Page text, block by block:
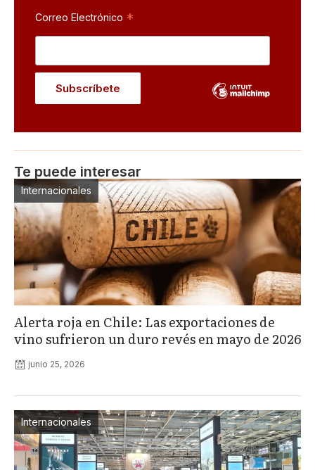
Correo Electrónico *
Te puede interesar
Internacionales
Alerta roja en Chile: Las exportaciones de
vino sufrieron un duro revés en mayo de 2026
junio 25, 2026
Internacionales